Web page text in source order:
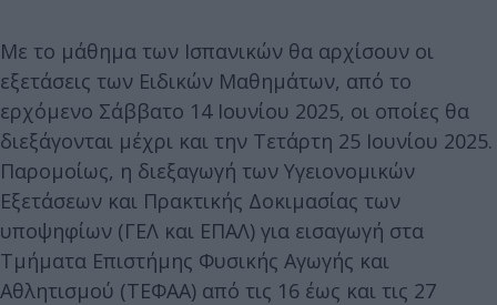
Με το μάθημα των Ισπανικών θα αρχίσουν οι
εξετάσεις των Ειδικών Μαθημάτων, από το
ερχόμενο Σάββατο 14 Ιουνίου 2025, οι οποίες θα
διεξάγονται μέχρι και την Τετάρτη 25 Ιουνίου 2025.
Παρομοίως, η διεξαγωγή των Υγειονομικών
Εξετάσεων και Πρακτικής Δοκιμασίας των
υποψηφίων (ΓΕΛ και ΕΠΑΛ) για εισαγωγή στα
Τμήματα Επιστήμης Φυσικής Αγωγής και
Αθλητισμού (ΤΕΦΑΑ) από τις 16 έως και τις 27